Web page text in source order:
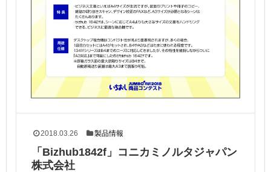
2018.03.26 製品情報
「Bizhub1842f」コニカミノルタジャパン
株式会社